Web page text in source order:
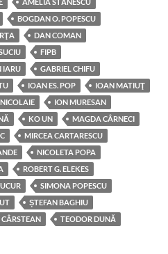
AMELIA STĂNESCU
BOGDAN O. POPESCU
DAN COMAN
FIPB
IARU
GABRIEL CHIFU
IOAN ES. POP
IOAN MATIUŢ
ION MURESAN
KO UN
MAGDA CÂRNECI
MIRCEA CARTARESCU
NICOLETA POPA
ROBERT G. ELEKES
SIMONA POPESCU
ȘTEFAN BAGHIU
TEODOR DUNĂ